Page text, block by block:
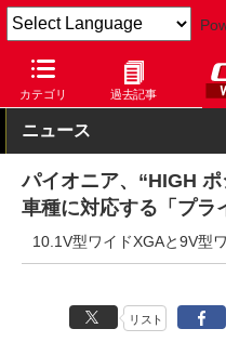
カテゴリ 過去記事
Car Watch ナビ パイオニア
ニュース
パイオニア、“HIGH
車種に対応する「プラ
10.1V型ワイドXGAと9V型
リスト